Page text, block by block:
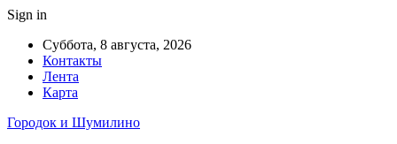
Sign in
Суббота, 8 августа, 2026
Контакты
Лента
Карта
Городок и Шумилино